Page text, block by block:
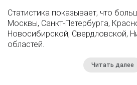
Статистика показывает, что
Москвы, Санкт-Петербурга,
Новосибирской, Свердловской,
областей.
Читать далее